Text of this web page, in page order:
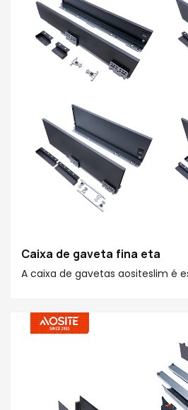
Caixa de gaveta fina eta
A caixa de gavetas aositeslim é
simples pode ser facilmente
de espaços, atendendo às suas
armazenamento personalizadas
espaços e melhorando a